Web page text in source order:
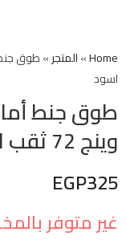
Home
»المتجر»
اسود
طوق جنط
وينج 72 ثقب اسود
EGP325
غير متوفر